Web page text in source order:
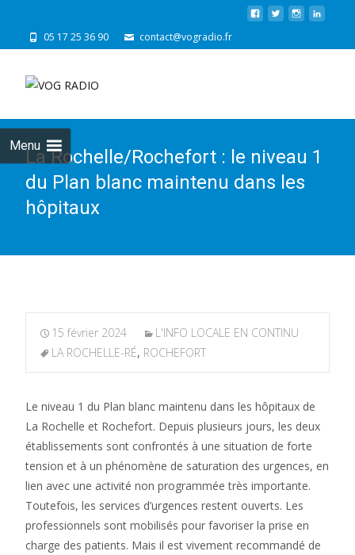
05 17 25 36 90 contact@vogradio.fr
Menu
La Rochelle/Rochefort : le niveau 1
du Plan blanc maintenu dans les
hôpitaux
15 février 2024
L'INFO LOCALE EN CONTINU
LA ROCHELLE-RÉ, ROCHEFORT
Le niveau 1 du Plan blanc maintenu dans les hôpitaux de
La Rochelle et Rochefort. Depuis plusieurs jours, les deux
établissements sont confrontés à une situation de forte
tension et à un phénomène de saturation des urgences, en
lien avec une activité non programmée très importante.
Toutefois, les services d’urgences restent ouverts. Les
professionnels sont mobilisés pour favoriser la prise en
charge des patients. Mais il est vivement recommandé de